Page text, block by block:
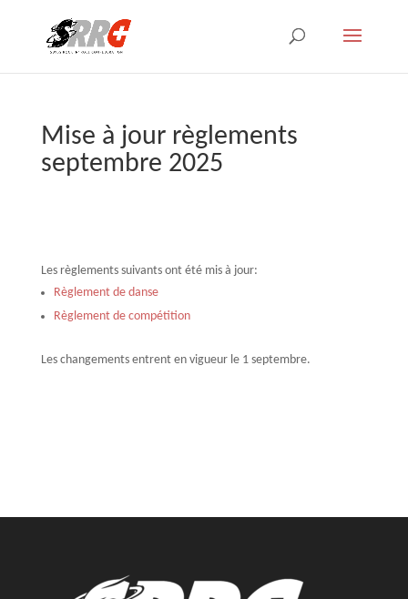
Mise à jour règlements
septembre 2025
Les règlements suivants ont été mis à jour:
Règlement de danse
Règlement de compétition
Les changements entrent en vigueur le 1 septembre.